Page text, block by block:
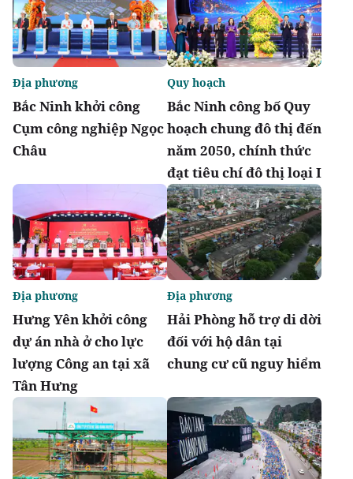
Bắc Ninh khởi công
Cụm công nghiệp Ngọc
Châu
Địa phương
Bắc Ninh công bố Quy
hoạch chung đô thị đến
năm 2050, chính thức
đạt tiêu chí đô thị loại I
Quy hoạch
Hưng Yên khởi công
dự án nhà ở cho lực
lượng Công an tại xã
Tân Hưng
Địa phương
Hải Phòng hỗ trợ di dời
đối với hộ dân tại
chung cư cũ nguy hiểm
Địa phương